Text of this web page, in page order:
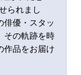
られまし
俳優・スタッ
その軌跡を時
作品をお届け